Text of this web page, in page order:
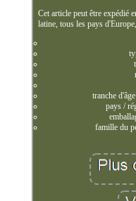
Cet article peut être expédié
latine, tous les pays
tranche
pays /
famille du